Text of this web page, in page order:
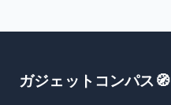
ガジェットコンパス🧭